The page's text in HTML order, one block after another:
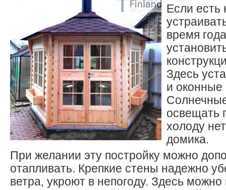
Если есть
время
Здесь
и оконные
освещать
холоду
домика.
При желании эту постройку можно
отапливать. Крепкие стены надежно
ветра, укроют в непогоду. Здесь можно